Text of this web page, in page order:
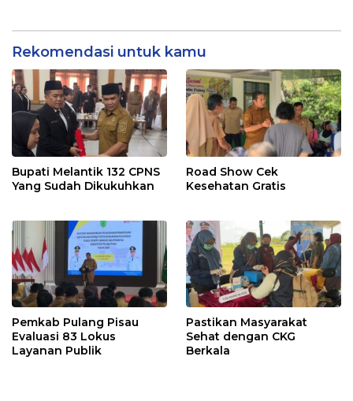
Rekomendasi untuk kamu
Bupati Melantik 132 CPNS
Yang Sudah Dikukuhkan
Road Show Cek
Kesehatan Gratis
Pemkab Pulang Pisau
Evaluasi 83 Lokus
Layanan Publik
Pastikan Masyarakat
Sehat dengan CKG
Berkala